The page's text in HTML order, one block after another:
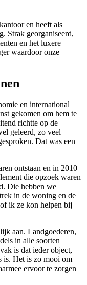
en heeft als
Strak georganiseerd,
en het luxere
waardoor onze
en international
gekomen om hem te
richtte op de
geleerd, zo veel
Dat was een
ontstaan en in 2010
die opzoek waren
Die hebben we
in de woning en de
ik ze kon helpen bij
aan. Landgoederen,
in alle soorten
is dat ieder object,
is. Het is zo mooi om
ervoor te zorgen